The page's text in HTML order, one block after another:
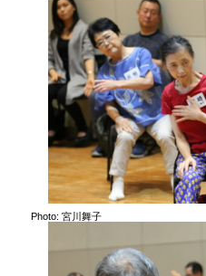
Photo: 宮川舞子